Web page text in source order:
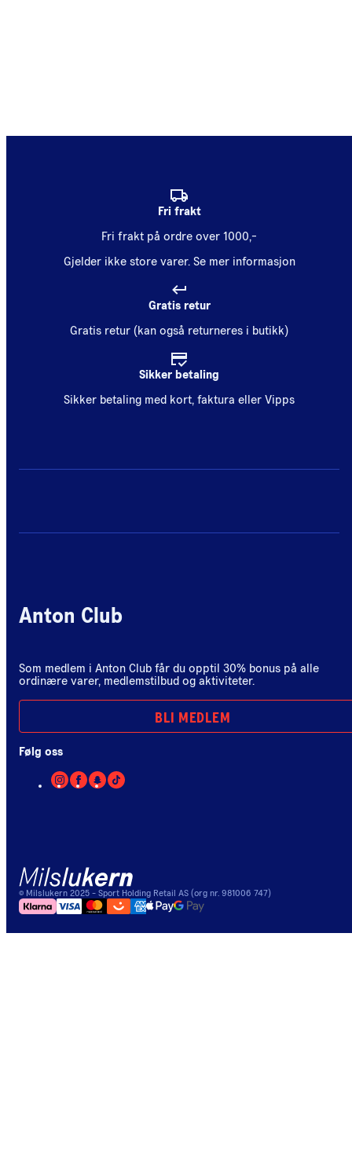
Fri frakt
Fri frakt på ordre over 1000,-
Gjelder ikke store varer. Se mer informasjon
Gratis retur
Gratis retur (kan også returneres i butikk)
Sikker betaling
Sikker betaling med kort, faktura eller Vipps
Anton Club
Som medlem i Anton Club får du opptil 30% bonus på alle
ordinære varer, medlemstilbud og aktiviteter.
BLI MEDLEM
Følg oss
© Milslukern 2025 - Sport Holding Retail AS (org nr. 981006 747)